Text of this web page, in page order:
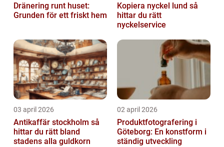
Dränering runt huset:
Grunden för ett friskt hem
Kopiera nyckel lund så
hittar du rätt
nyckelservice
03 april 2026
Antikaffär stockholm så
hittar du rätt bland
stadens alla guldkorn
02 april 2026
Produktfotografering i
Göteborg: En konstform i
ständig utveckling